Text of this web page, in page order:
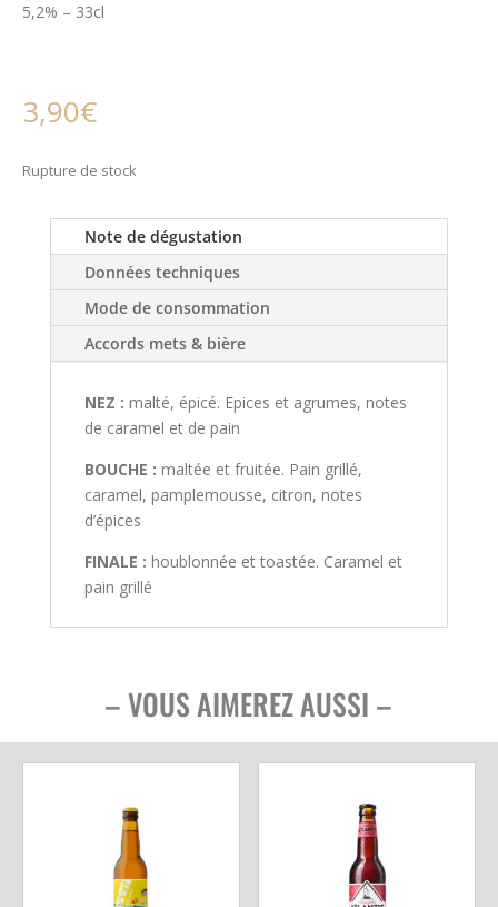
5,2% – 33cl
3,90€
Rupture de stock
Note de dégustation
Données techniques
Mode de consommation
Accords mets & bière
NEZ : malté, épicé. Epices et agrumes, notes
de caramel et de pain
BOUCHE : maltée et fruitée. Pain grillé,
caramel, pamplemousse, citron, notes
d’épices
FINALE : houblonnée et toastée. Caramel et
pain grillé
– VOUS AIMEREZ AUSSI –